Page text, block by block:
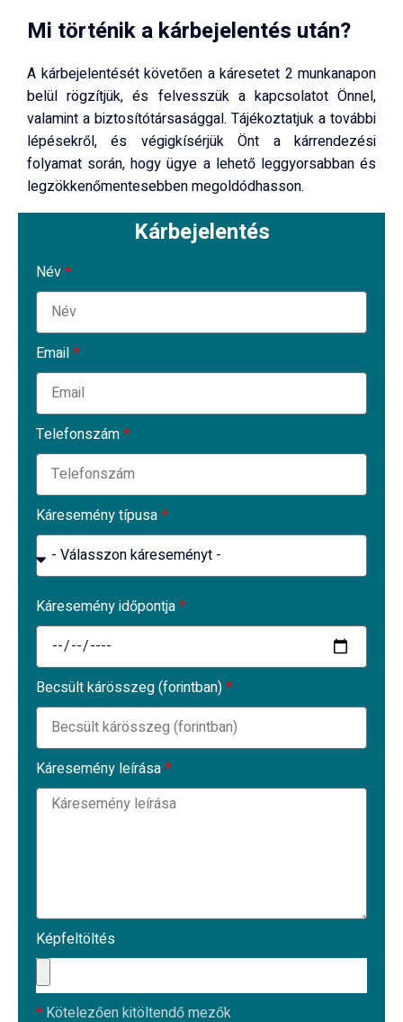
Mi történik a kárbejelentés után?
A kárbejelentését követően a káresetet 2 munkanapon
belül rögzítjük, és felvesszük a kapcsolatot Önnel,
valamint a biztosítótársasággal. Tájékoztatjuk a további
lépésekről, és végigkísérjük Önt a kárrendezési
folyamat során, hogy ügye a lehető leggyorsabban és
legzökkenőmentesebben megoldódhasson.
Kárbejelentés
Név*
Email*
Telefonszám*
Káresemény típusa*
Káresemény időpontja*
Becsült kárösszeg (forintban)*
Káresemény leírása*
Képfeltöltés
* Kötelezően kitöltendő mezők